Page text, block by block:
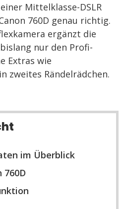
Mittelklasse-DSLR
760D genau richtig.
ergänzt die
nur den Profi-
Extras wie
zweites Rändelrädchen.
im Überblick
760D